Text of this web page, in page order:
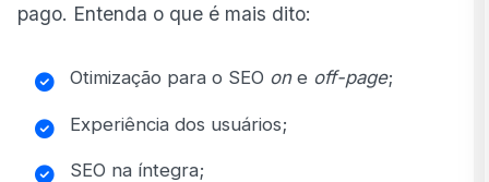
pago. Entenda o que é mais dito:
Otimização para o SEO one off-page;
Experiência dos usuários;
SEO na íntegra;